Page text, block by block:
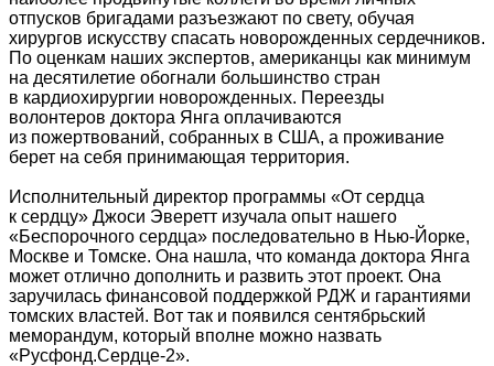
отпусков бригадами разъезжают по свету, обучая
хирургов искусству спасать новорожденных сердечников.
По оценкам наших экспертов, американцы как минимум
на десятилетие обогнали большинство стран
в кардиохирургии новорожденных. Переезды
волонтеров доктора Янга оплачиваются
из пожертвований, собранных в США, а проживание
берет на себя принимающая территория.
Исполнительный директор программы «От сердца
к сердцу» Джоси Эверетт изучала опыт нашего
«Беспорочного сердца» последовательно в Нью-Йорке,
Москве и Томске. Она нашла, что команда доктора Янга
может отлично дополнить и развить этот проект. Она
заручилась финансовой поддержкой РДЖ и гарантиями
томских властей. Вот так и появился сентябрьский
меморандум, который вполне можно назвать
«Русфонд.Сердце-2».